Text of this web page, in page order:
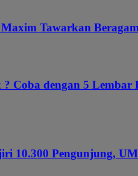
Tawarkan
? Coba dengan 5
10.300 Pengunjung,